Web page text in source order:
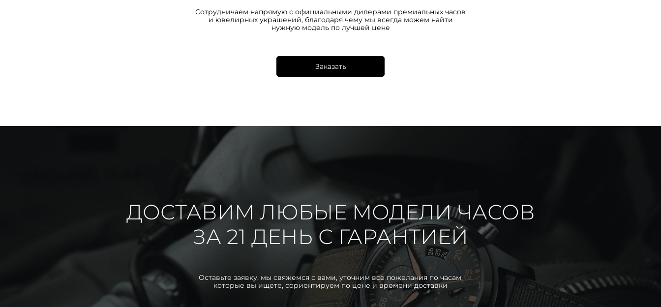
Сотрудничаем напрямую с официальными дилерами премиальных часов
и ювелирных украшений, благодаря чему мы всегда можем найти
нужную модель по лучшей цене
Заказать
ДОСТАВИМ ЛЮБЫЕ МОДЕЛИ ЧАСОВ
ЗА 21 ДЕНЬ С ГАРАНТИЕЙ
Оставьте заявку, мы свяжемся с вами, уточним все пожелания по часам,
которые вы ищете, сориентируем по цене и времени доставки